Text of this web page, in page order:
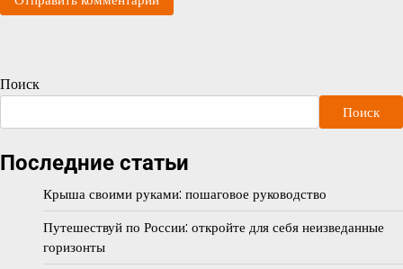
Поиск
Поиск
Последние статьи
Крыша своими руками: пошаговое руководство
Путешествуй по России: откройте для себя неизведанные
горизонты